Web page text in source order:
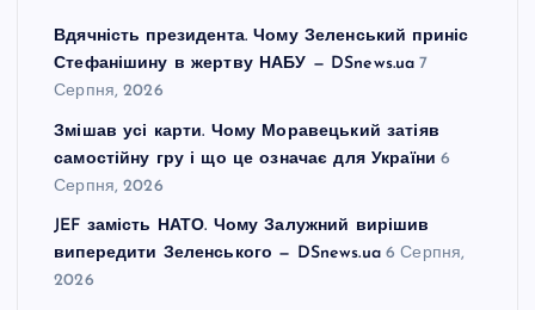
Вдячність президента. Чому Зеленський приніс
Стефанішину в жертву НАБУ — DSnews.ua 7
Серпня, 2026
Змішав усі карти. Чому Моравецький затіяв
самостійну гру і що це означає для України 6
Серпня, 2026
JEF замість НАТО. Чому Залужний вирішив
випередити Зеленського — DSnews.ua 6 Серпня,
2026